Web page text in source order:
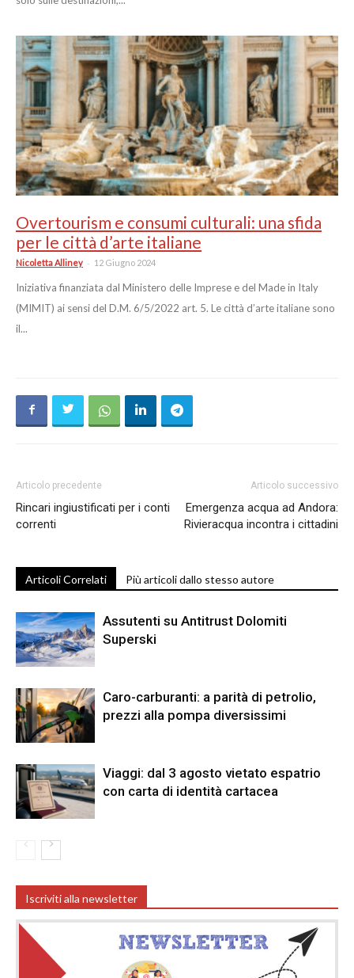
Overtourism e consumi culturali: una sfida
per le città d’arte italiane
Nicoletta Alliney - 12 Giugno 2024
Iniziativa finanziata dal Ministero delle Imprese e del Made in Italy
(MIMIT) ai sensi del D.M. 6/5/2022 art. 5. Le città d’arte italiane sono
il...
Articolo precedente
Rincari ingiustificati per i conti
correnti
Articolo successivo
Emergenza acqua ad Andora:
Rivieracqua incontra i cittadini
Articoli Correlati Più articoli dallo stesso autore
Assutenti su Antitrust Dolomiti
Superski
Caro-carburanti: a parità di petrolio,
prezzi alla pompa diversissimi
Viaggi: dal 3 agosto vietato espatrio
con carta di identità cartacea
Iscriviti alla newsletter